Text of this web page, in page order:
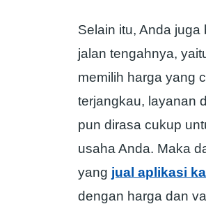
Selain itu, Anda juga
jalan tengahnya,
memilih harga yang
terjangkau, layanan
pun dirasa cukup
usaha Anda. Maka
yang jual aplikasi
dengan harga dan